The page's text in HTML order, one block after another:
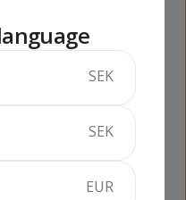
kr
SEK
SEK
EUR